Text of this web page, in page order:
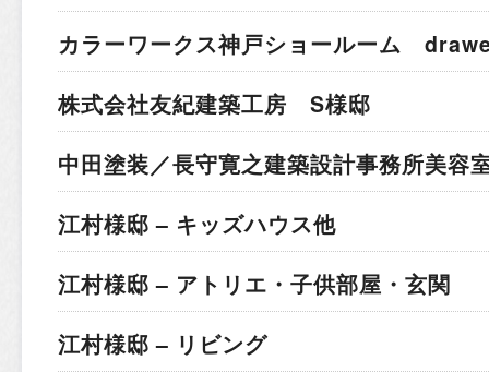
カラーワークス神戸ショールーム
株式会社友紀建築工房 S様邸
中田塗装／長守寛之建築設計事務所美容
江村様邸 – キッズハウス他
江村様邸 – アトリエ・子供部屋・玄関
江村様邸 – リビング